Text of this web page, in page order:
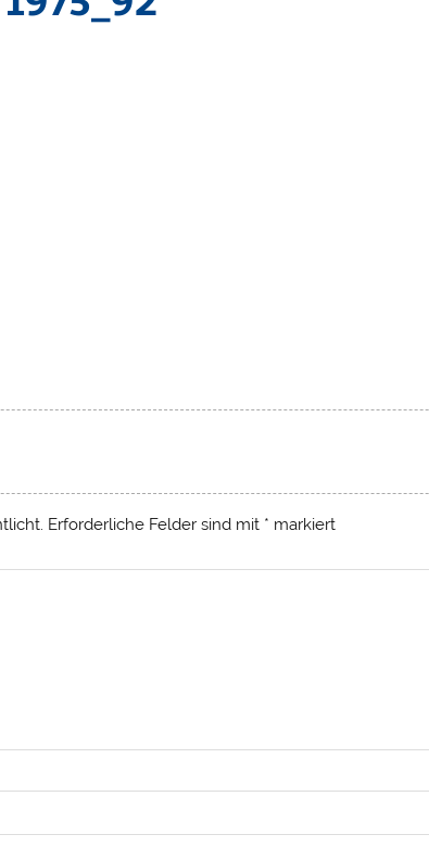
Erforderliche Felder sind mit * markiert